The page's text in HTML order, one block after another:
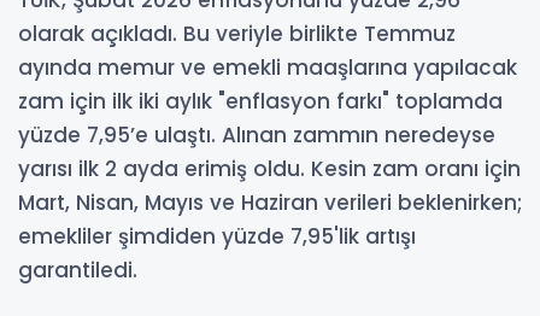
olarak açıkladı. Bu veriyle birlikte Temmuz
ayında memur ve emekli maaşlarına yapılacak
zam için ilk iki aylık "enflasyon farkı" toplamda
yüzde 7,95’e ulaştı. Alınan zammın neredeyse
yarısı ilk 2 ayda erimiş oldu. Kesin zam oranı için
Mart, Nisan, Mayıs ve Haziran verileri beklenirken;
emekliler şimdiden yüzde 7,95'lik artışı
garantiledi.